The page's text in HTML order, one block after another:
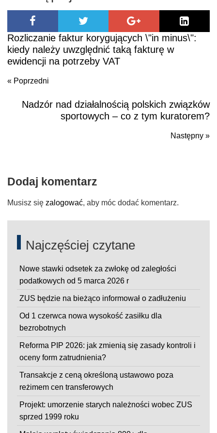
Rozliczanie faktur korygujących \"in minus\":
kiedy należy uwzględnić taką fakturę w
ewidencji na potrzeby VAT
« Poprzedni
Poprzedni
Nadzór nad działalnością polskich związków
sportowych – co z tym kuratorem?
Następny »
Dodaj komentarz
Musisz się zalogować, aby móc dodać komentarz.
Najczęściej czytane
Nowe stawki odsetek za zwłokę od zaległości
podatkowych od 5 marca 2026 r
ZUS będzie na bieżąco informował o zadłużeniu
Od 1 czerwca nowa wysokość zasiłku dla
bezrobotnych
Reforma PIP 2026: jak zmienią się zasady kontroli i
oceny form zatrudnienia?
Transakcje z ceną określoną ustawowo poza
reżimem cen transferowych
Projekt: umorzenie starych należności wobec ZUS
sprzed 1999 roku